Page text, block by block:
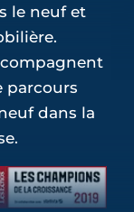
le neuf et
parcours
dans la